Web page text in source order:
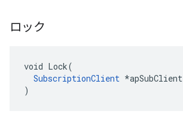
ロック
void Lock(
SubscriptionClient *apSubClient
)